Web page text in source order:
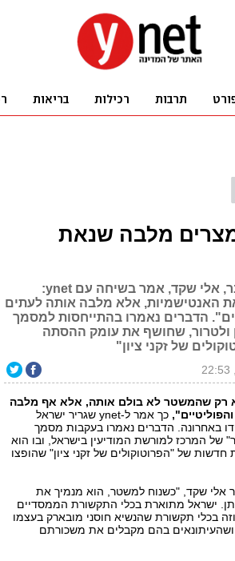
מלבה שנאת
שגריר ישראל במצרים לשעבר, אלי שקד, אמר בשיחה עם ynet:
האנטישמיות, אלא מלבה אותה לעתים
הדברים נאמרו בהתייחסות למסמך
ולטרור, שחושף את עומק ההסתה
של זקני ציון"
רק שהמשטר לא בולם אותה, אלא אף מלבה
כך אמר ל-ynet שגריר ישראל
באחרונה. הדברים נאמרו בעקבות מסמך
של המרכז למורשת המודיעין בישראל, ובו הוא
של "הפרוטוקולים של זקני ציון" שהופצו
אלי שקד, "כשנוח למשטר, הוא מנמיך את
ישראל מתוארת בכלי התקשורת הממסדיים
בכלי תקשורת שהנשיא חוסני מובארק בעצמו
בהם מקבלים את משכורתם